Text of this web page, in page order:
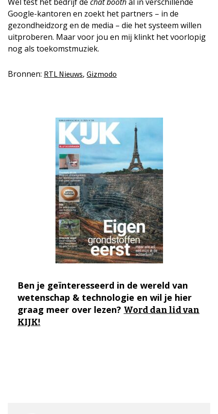
Google-kantoren en zoekt het partners – in de
gezondheidzorg en de media – die het systeem willen
uitproberen. Maar voor jou en mij klinkt het voorlopig
nog als toekomstmuziek.
Bronnen: RTL Nieuws, Gizmodo
Ben je geïnteresseerd in de wereld van
wetenschap & technologie en wil je hier
graag meer over lezen? Word dan lid van
KIJK!